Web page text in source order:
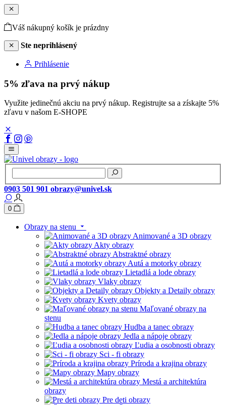
Váš nákupný košík je prázdny
Ste neprihlásený
Prihlásenie
5% zľava na prvý nákup
Využite jedinečnú akciu na prvý nákup. Registrujte sa a získajte 5%
zľavu v našom E-SHOPE
0903 501 901 obrazy@univel.sk
0
Obrazy na stenu
Animované a 3D obrazy
Akty obrazy
Abstraktné obrazy
Autá a motorky obrazy
Lietadlá a lode obrazy
Vlaky obrazy
Objekty a Detaily obrazy
Kvety obrazy
Maľované obrazy na
stenu
Hudba a tanec obrazy
Jedla a nápoje obrazy
Ľudia a osobnosti obrazy
Sci - fi obrazy
Príroda a krajina obrazy
Mapy obrazy
Mestá a architektúra
obrazy
Pre deti obrazy